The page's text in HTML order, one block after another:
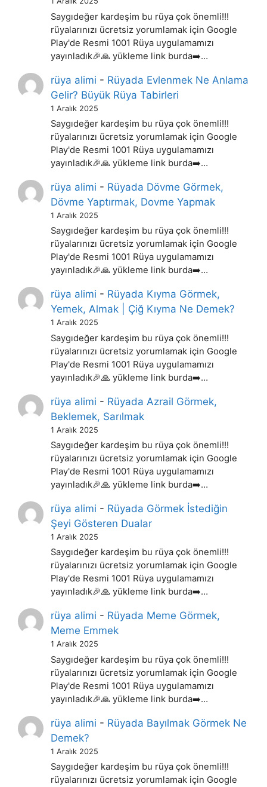
Saygıdeğer kardeşim bu rüya çok önemli!!!
rüyalarınızı ücretsiz yorumlamak için Google
Play'de Resmi 1001 Rüya uygulamamızı
yayınladık🎉🙏 yükleme link burda➡️…
rüya alimi - Rüyada Evlenmek Ne Anlama
Gelir? Büyük Rüya Tabirleri
1 Aralık 2025
Saygıdeğer kardeşim bu rüya çok önemli!!!
rüyalarınızı ücretsiz yorumlamak için Google
Play'de Resmi 1001 Rüya uygulamamızı
yayınladık🎉🙏 yükleme link burda➡️…
rüya alimi - Rüyada Dövme Görmek,
Dövme Yaptırmak, Dovme Yapmak
1 Aralık 2025
Saygıdeğer kardeşim bu rüya çok önemli!!!
rüyalarınızı ücretsiz yorumlamak için Google
Play'de Resmi 1001 Rüya uygulamamızı
yayınladık🎉🙏 yükleme link burda➡️…
rüya alimi - Rüyada Kıyma Görmek,
Yemek, Almak | Çiğ Kıyma Ne Demek?
1 Aralık 2025
Saygıdeğer kardeşim bu rüya çok önemli!!!
rüyalarınızı ücretsiz yorumlamak için Google
Play'de Resmi 1001 Rüya uygulamamızı
yayınladık🎉🙏 yükleme link burda➡️…
rüya alimi - Rüyada Azrail Görmek,
Beklemek, Sarılmak
1 Aralık 2025
Saygıdeğer kardeşim bu rüya çok önemli!!!
rüyalarınızı ücretsiz yorumlamak için Google
Play'de Resmi 1001 Rüya uygulamamızı
yayınladık🎉🙏 yükleme link burda➡️…
rüya alimi - Rüyada Görmek İstediğin
Şeyi Gösteren Dualar
1 Aralık 2025
Saygıdeğer kardeşim bu rüya çok önemli!!!
rüyalarınızı ücretsiz yorumlamak için Google
Play'de Resmi 1001 Rüya uygulamamızı
yayınladık🎉🙏 yükleme link burda➡️…
rüya alimi - Rüyada Meme Görmek,
Meme Emmek
1 Aralık 2025
Saygıdeğer kardeşim bu rüya çok önemli!!!
rüyalarınızı ücretsiz yorumlamak için Google
Play'de Resmi 1001 Rüya uygulamamızı
yayınladık🎉🙏 yükleme link burda➡️…
rüya alimi - Rüyada Bayılmak Görmek Ne
Demek?
1 Aralık 2025
Saygıdeğer kardeşim bu rüya çok önemli!!!
rüyalarınızı ücretsiz yorumlamak için Google